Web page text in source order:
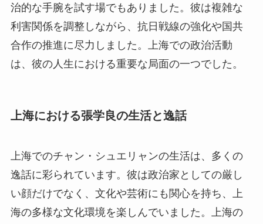
治的な手腕を試す場でもありました。彼は複雑な
利害関係を調整しながら、抗日戦線の強化や国共
合作の推進に尽力しました。上海での政治活動
は、彼の人生における重要な局面の一つでした。
上海における張学良の生活と逸話
上海でのチャン・シュエリャンの生活は、多くの
逸話に彩られています。彼は政治家としての厳し
い顔だけでなく、文化や芸術にも関心を持ち、上
海の多様な文化環境を楽しんでいました。上海の